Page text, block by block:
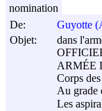
De:
Guyotte
Objet:
dans
ARMÉE
Corps
Au grade
Les
nomination